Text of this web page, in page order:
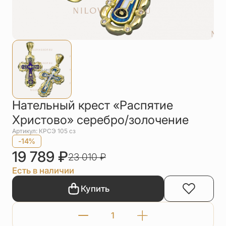
Цепи
Чётки
Шнурки на
Другое
Нательный крест «Распятие
Христово» серебро/золочение
Артикул: КРСЭ 105 сз
-14%
19 789 ₽23 010₽
Есть в наличии
Купить
Количество